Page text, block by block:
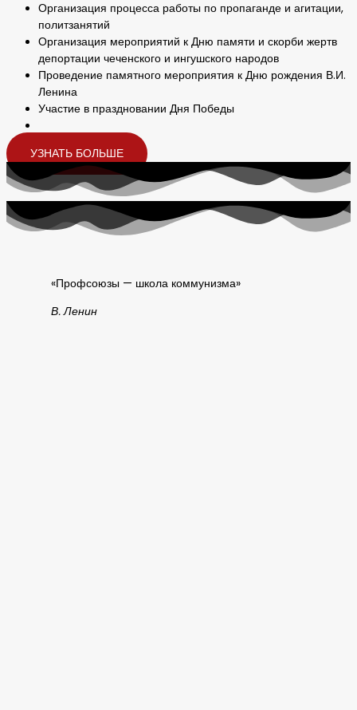
Организация процесса работы по пропаганде и агитации,
политзанятий
Организация мероприятий к Дню памяти и скорби жертв
депортации чеченского и ингушского народов
Проведение памятного мероприятия к Дню рождения В.И.
Ленина
Участие в праздновании Дня Победы
УЗНАТЬ БОЛЬШЕ
«Профсоюзы — школа коммунизма»
В. Ленин